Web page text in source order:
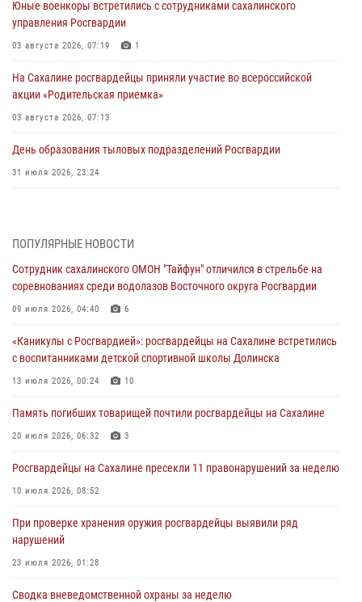
Юные военкоры встретились с сотрудниками сахалинского
управления Росгвардии
03 августа 2026, 07:19 1
На Сахалине росгвардейцы приняли участие во всероссийской
акции «Родительская приемка»
03 августа 2026, 07:13
День образования тыловых подразделений Росгвардии
31 июля 2026, 23:24
Восточного округа по комплексному единоборству
методические сборы с сотрудниками контрольно-технических
пунктов
30 июля 2026, 07:18
8 единиц огнестрельного оружия и 400 патронов изъяли
росгвардейцы у нарушителей на Сахалине
ПОПУЛЯРНЫЕ НОВОСТИ
Сотрудник сахалинского ОМОН "Тайфун" отличился в стрельбе на
соревнованиях среди водолазов Восточного округа Росгвардии
09 июля 2026, 04:40 6
«Каникулы с Росгвардией»: росгвардейцы на Сахалине встретились
с воспитанниками детской спортивной школы Долинска
13 июля 2026, 00:24 10
Память погибших товарищей почтили росгвардейцы на Сахалине
20 июля 2026, 06:32 3
Росгвардейцы на Сахалине пресекли 11 правонарушений за неделю
10 июля 2026, 08:52
При проверке хранения оружия росгвардейцы выявили ряд
нарушений
23 июля 2026, 01:28
Сводка вневедомственной охраны за неделю